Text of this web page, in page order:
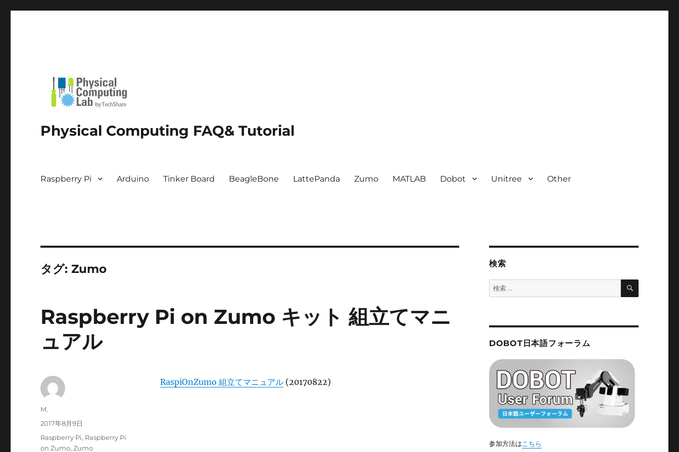
Physical Computing FAQ& Tutorial
Raspberry Pi Arduino Tinker Board BeagleBone LattePanda Zumo MATLAB Dobot Unitree Other
タグ:Zumo
Raspberry Pi on Zumo キット 組立てマニ
ュアル
RaspiOnZumo 組立てマニュアル(20170822)
投
M.
投
2017年8月9日
カ
テ
Raspberry Pi, Raspberry Pi
on Zumo,Zumo
検索
検
索:
検
DOBOT日本語フォーラム
参加方法はこちら